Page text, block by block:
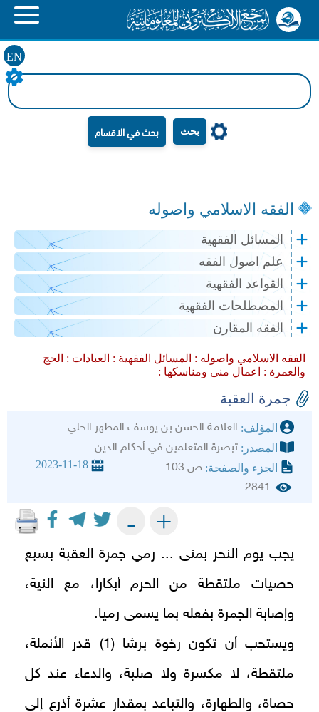
EN
بحث
الفقه الاسلامي واصوله
المسائل الفقهية
علم اصول الفقه
القواعد الفقهية
المصطلحات الفقهية
الفقه المقارن
الفقه الاسلامي واصوله : المسائل الفقهية : العبادات : الحج
والعمرة :
اعمال منى ومناسكها :
جمرة العقبة
المؤلف: العلامة الحسن بن يوسف المطهر الحلي
المصدر: تبصرة المتعلمين في أحكام الدين
الجزء والصفحة: ص 103 2023-11-18
2841
+
-
يجب يوم النحر بمنى ... رمي جمرة العقبة بسبع
حصيات ملتقطة من الحرم أبكارا، مع النية،
وإصابة الجمرة بفعله بما يسمى رميا.
ويستحب أن تكون رخوة برشا (1) قدر الأنملة،
ملتقطة، لا مكسرة ولا صلبة، والدعاء عند كل
حصاة، والطهارة، والتباعد بمقدار عشرة أذرع إلى